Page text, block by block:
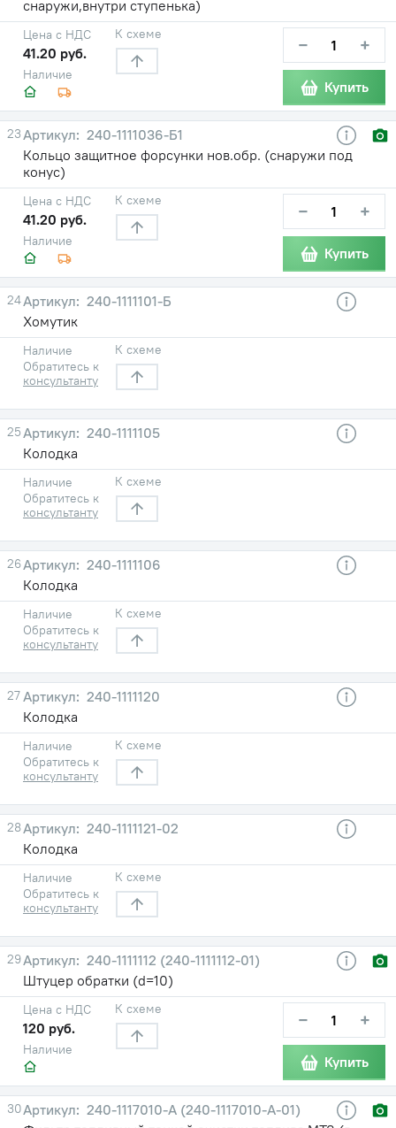
снаружи,внутри ступенька)
Наличие
Цена с НДС
41.20 руб.
К схеме − +
Купить
23
240-1111036-Б1
Кольцо защитное форсунки нов.обр. (снаружи под
конус)
Наличие
Цена с НДС
41.20 руб.
К схеме − +
Купить
24
240-1111101-Б
Хомутик
Наличие
Обратитесь к
консультанту
К схеме
25
240-1111105
Колодка
Наличие
Обратитесь к
консультанту
К схеме
26
240-1111106
Колодка
Наличие
Обратитесь к
консультанту
К схеме
27
240-1111120
Колодка
Наличие
Обратитесь к
консультанту
К схеме
28
240-1111121-02
Колодка
Наличие
Обратитесь к
консультанту
К схеме
29
240-1111112 (240-1111112-01)
Штуцер обратки (d=10)
Наличие
Цена с НДС
120 руб.
К схеме − +
Купить
30
240-1117010-А (240-1117010-А-01)